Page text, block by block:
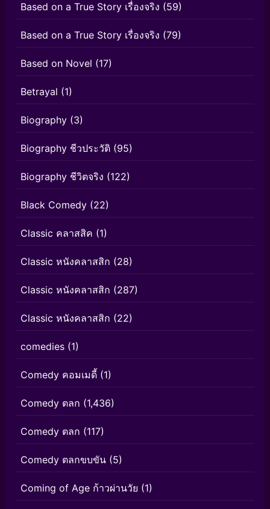
Based on a True Story เรื่องจริง (59)
Based on a True Story เรื่องจริง (79)
Based on Novel (17)
Betrayal (1)
Biography (3)
Biography ชีวประวัติ (95)
Biography ชีวิตจริง (122)
Black Comedy (22)
Classic คลาสสิค (1)
Classic หนังคลาสสิก (28)
Classic หนังคลาสสิก (287)
Classic หนังคลาสสิก (22)
comedies (1)
Comedy คอมเมดี้ (1)
Comedy ตลก (1,436)
Comedy ตลก (117)
Comedy ตลกขบขัน (5)
Coming of Age ก้าวผ่านวัย (1)